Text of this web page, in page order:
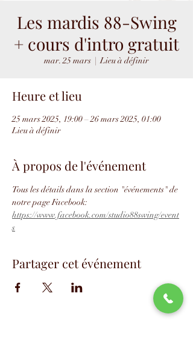
Les mardis 88-Swing
+ cours d'intro gratuit
mar. 25 mars
  |
Lieu à définir
Heure et lieu
25 mars 2025, 19:00 – 26 mars 2025, 01:00
Lieu à définir
À propos de l'événement
Tous les détails dans la section "événements" de
notre page Facebook:
https://www.facebook.com/studio88swing/event
s
Partager cet événement